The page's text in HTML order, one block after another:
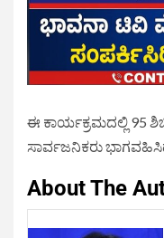
ಈ ಕಾರ್ಯಕ್ರಮದಲ್ಲಿ 95
ಸಾರ್ವಜನಿಕರು
About The